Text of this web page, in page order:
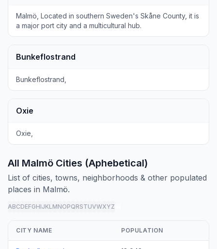
Malmö, Located in southern Sweden's Skåne County, it is
a major port city and a multicultural hub.
Bunkeflostrand
Bunkeflostrand,
Oxie
Oxie,
All Malmö Cities (Aphebetical)
List of cities, towns, neighborhoods & other populated
places in Malmö.
ABCDEFGHIJKLMNOPQRSTUVWXYZ
CITY NAME POPULATION